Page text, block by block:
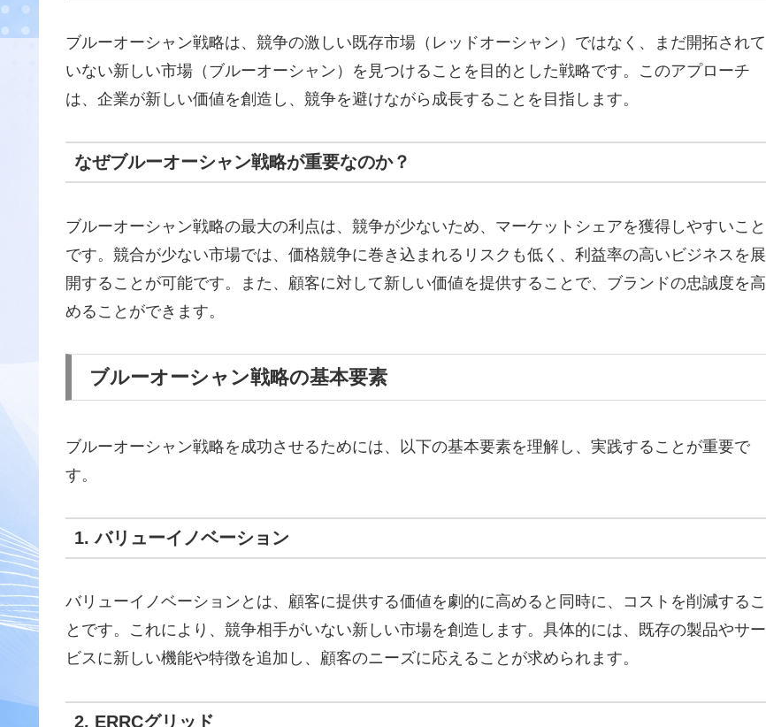
ブルーオーシャン戦略は、競争の激しい既存市場（レッドオーシャン）ではなく、まだ開拓されて
いない新しい市場（ブルーオーシャン）を見つけることを目的とした戦略です。このアプローチ
は、企業が新しい価値を創造し、競争を避けながら成長することを目指します。
なぜブルーオーシャン戦略が重要なのか？
ブルーオーシャン戦略の最大の利点は、競争が少ないため、マーケットシェアを獲得しやすいこと
です。競合が少ない市場では、価格競争に巻き込まれるリスクも低く、利益率の高いビジネスを展
開することが可能です。また、顧客に対して新しい価値を提供することで、ブランドの忠誠度を高
めることができます。
ブルーオーシャン戦略の基本要素
ブルーオーシャン戦略を成功させるためには、以下の基本要素を理解し、実践することが重要で
す。
1. バリューイノベーション
バリューイノベーションとは、顧客に提供する価値を劇的に高めると同時に、コストを削減するこ
とです。これにより、競争相手がいない新しい市場を創造します。具体的には、既存の製品やサー
ビスに新しい機能や特徴を追加し、顧客のニーズに応えることが求められます。
2. ERRCグリッド